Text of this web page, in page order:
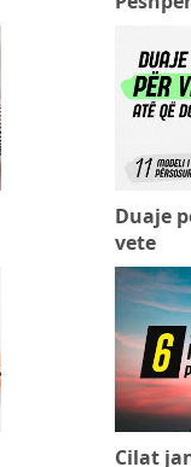
Duaje
vete
Cilat